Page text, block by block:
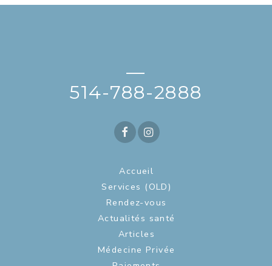
—
514-788-2888
Accueil
Services (OLD)
Rendez-vous
Actualités santé
Articles
Médecine Privée